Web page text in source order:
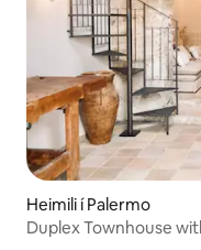
Heimili í Palermo
Duplex Townhouse